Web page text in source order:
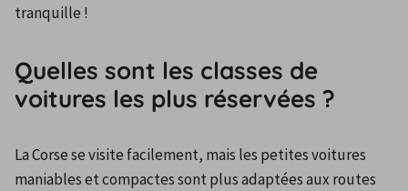
tranquille !
Quelles sont les classes de
voitures les plus réservées ?
La Corse se visite facilement, mais les petites voitures
maniables et compactes sont plus adaptées aux routes